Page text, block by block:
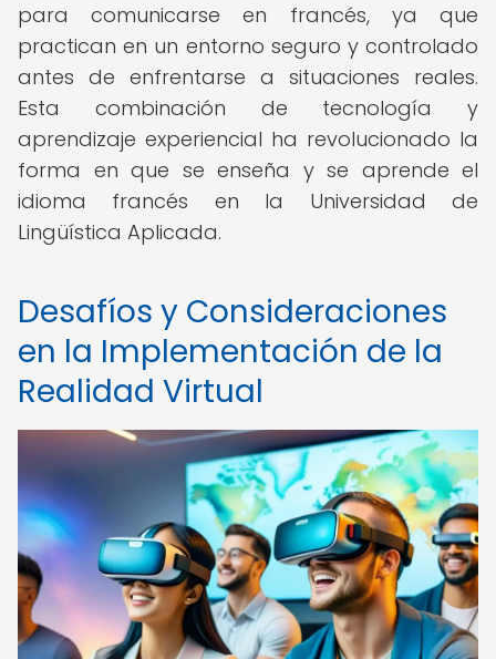
para comunicarse en francés, ya que
practican en un entorno seguro y controlado
antes de enfrentarse a situaciones reales.
Esta combinación de tecnología y
aprendizaje experiencial ha revolucionado la
forma en que se enseña y se aprende el
idioma francés en la Universidad de
Lingüística Aplicada.
Desafíos y Consideraciones
en la Implementación de la
Realidad Virtual